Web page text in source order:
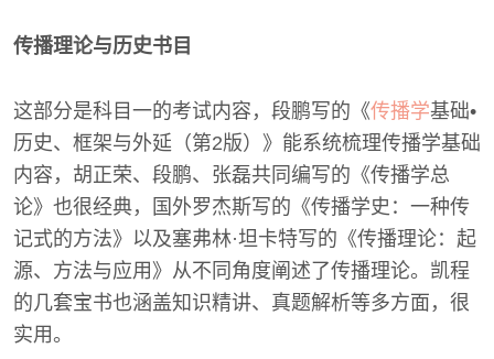
传播理论与历史书目
这部分是科目一的考试内容，段鹏写的《传播学基础•
历史、框架与外延（第2版）》能系统梳理传播学基础
内容，胡正荣、段鹏、张磊共同编写的《传播学总
论》也很经典，国外罗杰斯写的《传播学史：一种传
记式的方法》以及塞弗林·坦卡特写的《传播理论：起
源、方法与应用》从不同角度阐述了传播理论。凯程
的几套宝书也涵盖知识精讲、真题解析等多方面，很
实用。